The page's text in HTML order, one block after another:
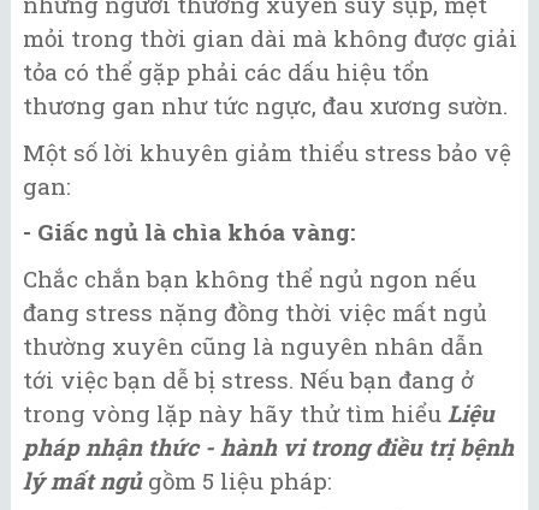
mỏi trong thời gian dài mà không được giải
tỏa có thể gặp phải các dấu hiệu tổn
thương gan như tức ngực, đau xương sườn.
Một số lời khuyên giảm thiểu stress bảo vệ
gan:
- Giấc ngủ là chìa khóa vàng:
Chắc chắn bạn không thể ngủ ngon nếu
đang stress nặng đồng thời việc mất ngủ
thường xuyên cũng là nguyên nhân dẫn
tới việc bạn dễ bị stress. Nếu bạn đang ở
trong vòng lặp này hãy thử tìm hiểu Liệu
pháp nhận thức - hành vi trong điều trị bệnh
lý mất ngủ gồm 5 liệu pháp: